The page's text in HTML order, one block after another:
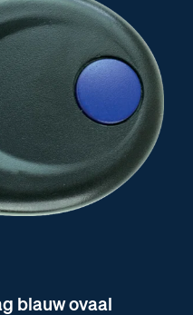
blauw ovaal